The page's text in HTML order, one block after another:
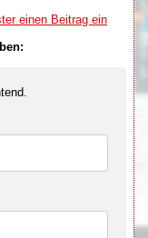
einen Beitrag ein